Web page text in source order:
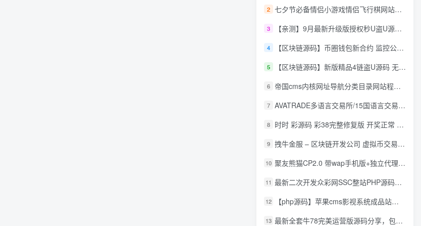
2 七夕节必备情侣小游戏情侣飞行棋网站源码
3 【亲测】9月最新升级版授权秒U盗U源码/四链盗U源码/自带提币接口
4 【区块链源码】币圈钱包新合约 监控公链转账地址 尾数模拟转账数据生成 0 U攻击带安装说明
5 【区块链源码】新版精品4链盗U源码 无限开代理模式 后台 代理数据可看 包含搭建教程
6 帝国cms内核网址导航分类目录网站程序源码
7 AVATRADE多语言交易所/15国语言交易所/合约交易/期权交易/币币交易/申购/矿机/风控/前端wap/pc纯源码/带搭建教程
8 时时 彩源码 彩38完整修复版 开奖正常 带手机wap
9 拽牛金服 – 区块链开发公司 虚拟币交易系统 虚拟币交易平台开发 虚拟币ico众
10 聚友熊猫CP2.0 带wap手机版+独立代理后台+整站打包全开源
11 最新二次开发众彩网SSC整站PHP源码+WAP手机版+KJ采集器+集成云端在线充值
12 【php源码】苹果cms影视系统成品站打包+电影先生6.1.1模板优化版+15W+数据
13 最新全套牛78完美运营版源码分享，包含了资源组件+脚本程序